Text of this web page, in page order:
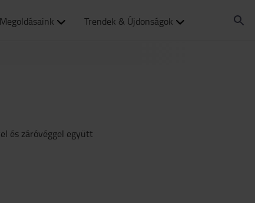
Megoldásaink Trendek & Újdonságok
és záróvéggel együtt